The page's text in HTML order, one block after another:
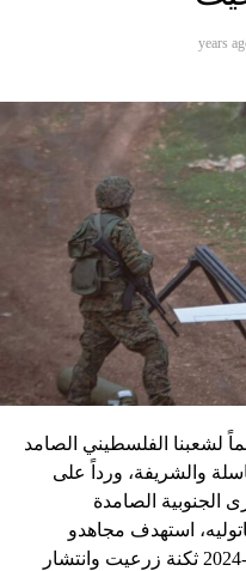
الى القائد العسكري في “الحزب”
لشعبنا الفلسطيني الصامد
‌‏‌‏‌والشريفة، ورداً على
الجنوبية الصامدة
استهدف مجاهدو
المقاومة الإسلامية يوم الاثنين 19-8-2024 ثكنة زرعيت وانتشار